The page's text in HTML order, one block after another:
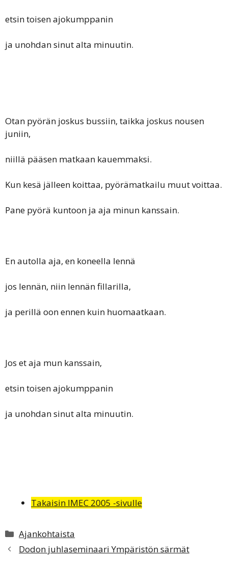
etsin toisen ajokumppanin
ja unohdan sinut alta minuutin.
Otan pyörän joskus bussiin, taikka joskus nousen
juniin,
niillä pääsen matkaan kauemmaksi.
Kun kesä jälleen koittaa, pyörämatkailu muut voittaa.
Pane pyörä kuntoon ja aja minun kanssain.
En autolla aja, en koneella lennä
jos lennän, niin lennän fillarilla,
ja perillä oon ennen kuin huomaatkaan.
Jos et aja mun kanssain,
etsin toisen ajokumppanin
ja unohdan sinut alta minuutin.
Takaisin IMEC 2005 -sivulle
Kategoriat
Ajankohtaista
Dodon juhlaseminaari Ympäristön särmät